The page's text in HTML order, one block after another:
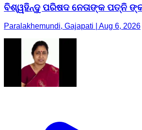
ବିଶ୍ୱହିନ୍ଦୁ ପରିଷଦ ନେତାଙ୍କ ପତ୍ନି
Paralakhemundi, Gajapati | Aug 6, 2026